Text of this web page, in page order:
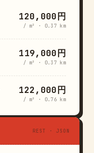
120,000円
/ m² · 0.37 km
119,000円
/ m² · 0.37 km
122,000円
/ m² · 0.76 km
REST · JSON